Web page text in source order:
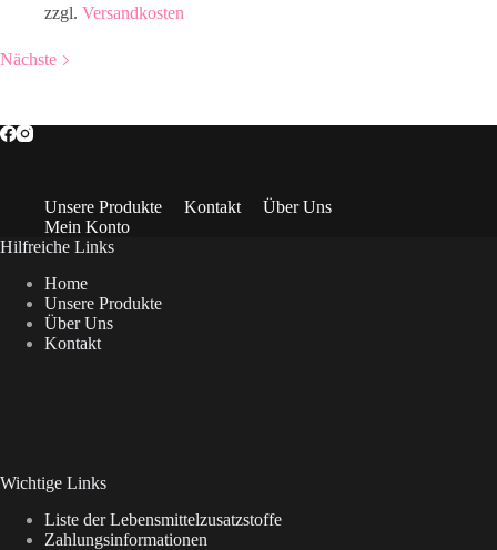
zzgl. Versandkosten
Nächste
Unsere Produkte Kontakt
Über Uns
Mein Konto
Hilfreiche Links
Home
Unsere Produkte
Über Uns
Kontakt
Wichtige Links
Liste der Lebensmittelzusatzstoffe
Zahlungsinformationen